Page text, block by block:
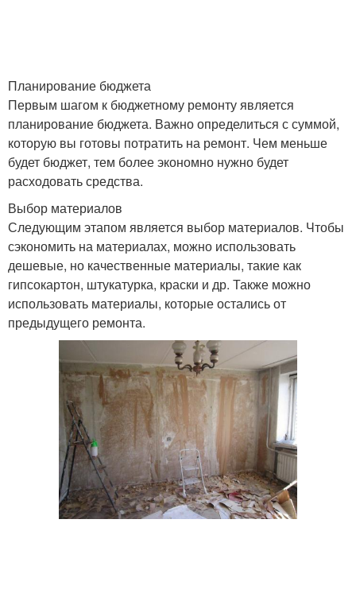
Стиль для ремонта Работы для ремонта
Обстановка при
ремонте
Ремонт в новостройке Капитальный ремонт
Ремонт в ванной
комнате
Ремонт в ванной
хрущевка
Ремонт в ванной
маленькой
Ремонт в квартире
Планирование бюджета
Первым шагом к бюджетному ремонту является
планирование бюджета. Важно определиться с суммой,
которую вы готовы потратить на ремонт. Чем меньше
будет бюджет, тем более экономно нужно будет
расходовать средства.
Выбор материалов
Следующим этапом является выбор материалов. Чтобы
сэкономить на материалах, можно использовать
дешевые, но качественные материалы, такие как
гипсокартон, штукатурка, краски и др. Также можно
использовать материалы, которые остались от
предыдущего ремонта.